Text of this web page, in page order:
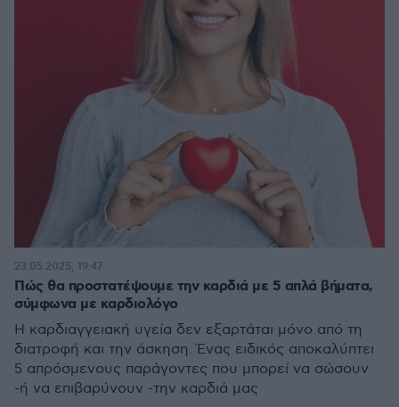
Πώς θα προστατέψουμε την καρδιά με 5 απλά βήματα,
σύμφωνα με καρδιολόγο
Η καρδιαγγειακή υγεία δεν εξαρτάται μόνο από τη
διατροφή και την άσκηση. Ένας ειδικός αποκαλύπτει
5 απρόσμενους παράγοντες που μπορεί να σώσουν
-ή να επιβαρύνουν -την καρδιά μας
23.05.2025, 19:47